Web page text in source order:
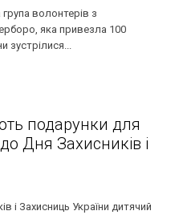
волонтерів з
яка привезла 100
зустрілися...
подарунки для
Дня Захисників і
і Захисниць України дитячий